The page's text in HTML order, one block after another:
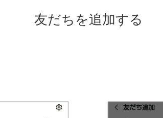
友だちを追加する